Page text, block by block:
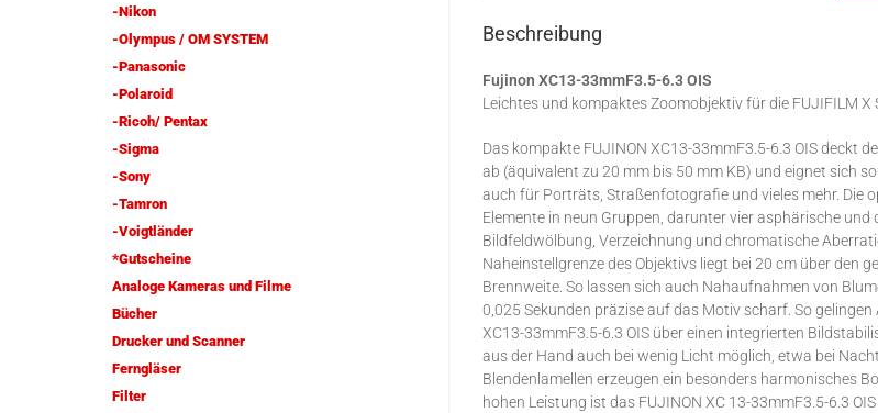
Beschreibung
Fujinon XC13-33mmF3.5-6.3 OIS
Leichtes und kompaktes Zoomobjektiv für die FUJIFILM X
Das kompakte FUJINON XC13-33mmF3.5-6.3 OIS deckt
ab (äquivalent zu 20 mm bis 50 mm KB) und eignet sich
auch für Porträts, Straßenfotografie und vieles mehr. Die
Elemente in neun Gruppen, darunter vier asphärische
Bildfeldwölbung, Verzeichnung und chromatische
Naheinstellgrenze des Objektivs liegt bei 20 cm über den
Brennweite. So lassen sich auch Nahaufnahmen von
0,025 Sekunden präzise auf das Motiv scharf. So
XC13-33mmF3.5-6.3 OIS über einen integrierten
aus der Hand auch bei wenig Licht möglich, etwa bei
Blendenlamellen erzeugen ein besonders harmonisches
hohen Leistung ist das FUJINON XC 13-33mmF3.5-6.3
-Nikon
-Olympus / OM SYSTEM
-Panasonic
-Polaroid
-Ricoh/ Pentax
-Sigma
-Sony
-Tamron
-Voigtländer
*Gutscheine
Analoge Kameras und Filme
Bücher
Drucker und Scanner
Ferngläser
Filter